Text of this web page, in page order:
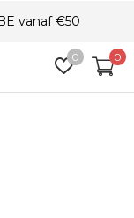
0 0
vanaf €50